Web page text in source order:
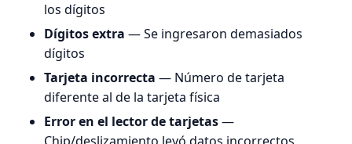
los dígitos
Dígitos extra — Se ingresaron demasiados
dígitos
Tarjeta incorrecta — Número de tarjeta
diferente al de la tarjeta física
Error en el lector de tarjetas—